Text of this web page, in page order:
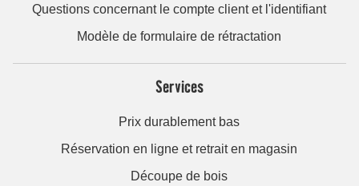
Questions concernant le compte client et l'identifiant
Modèle de formulaire de rétractation
Services
Prix durablement bas
Réservation en ligne et retrait en magasin
Découpe de bois